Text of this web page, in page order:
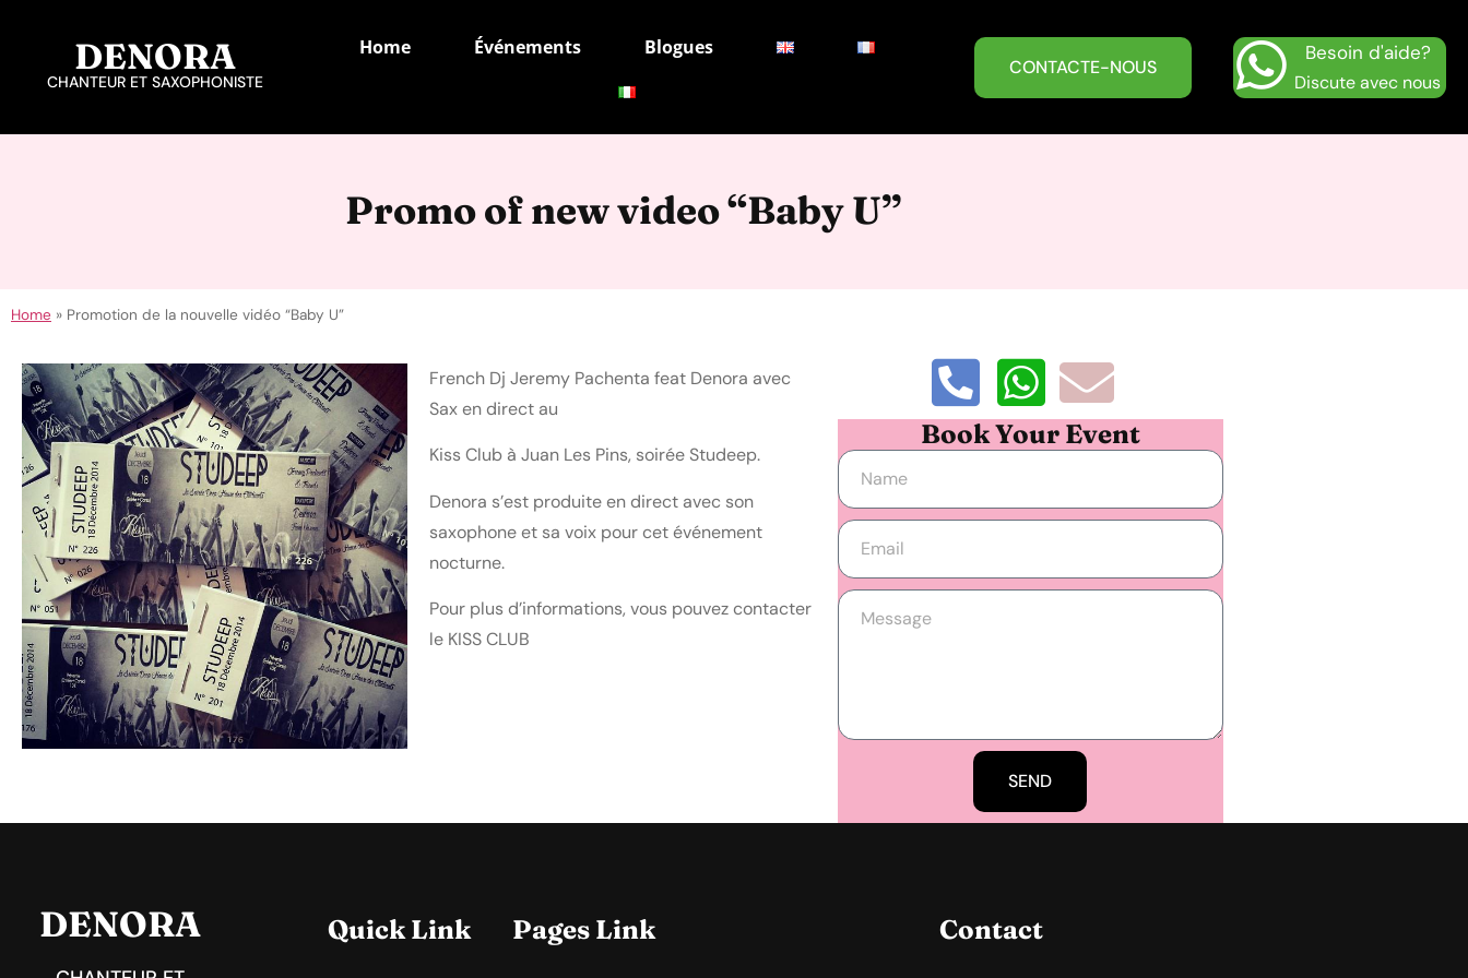
DENORA
CHANTEUR ET SAXOPHONISTE
Home Événements Blogues
CONTACTE-NOUS
Besoin d'aide?
Discute avec nous
Promo of new video “Baby U”
Home » Promotion de la nouvelle vidéo “Baby U”
French Dj Jeremy Pachenta feat Denora avec
Sax en direct au
Kiss Club à Juan Les Pins, soirée Studeep.
Denora s’est produite en direct avec son
saxophone et sa voix pour cet événement
nocturne.
Pour plus d’informations, vous pouvez contacter
le KISS CLUB
Book Your Event
SEND
DENORA Quick Link Pages Link Contact